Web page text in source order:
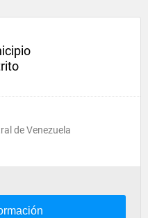
de Venezuela